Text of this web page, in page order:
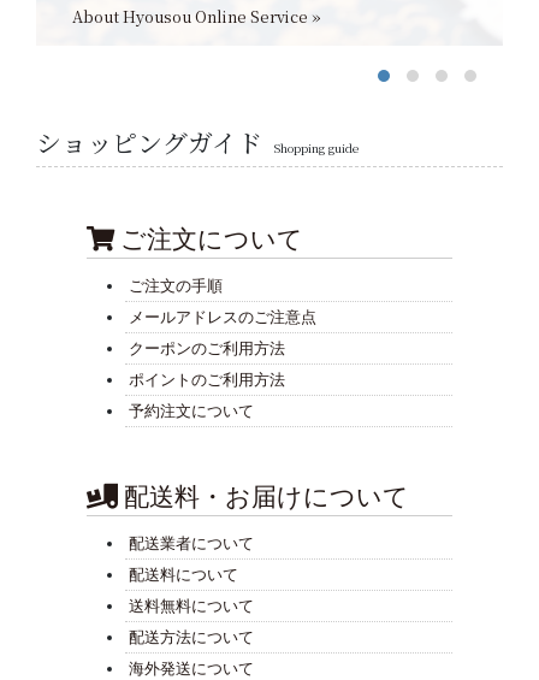
About Hyousou Online Service »
ショッピングガイド Shopping guide
ご注文について
ご注文の手順
メールアドレスのご注意点
クーポンのご利用方法
ポイントのご利用方法
予約注文について
配送料・お届けについて
配送業者について
配送料について
送料無料について
配送方法について
海外発送について